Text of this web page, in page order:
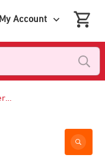
My Account
Tag: powerbank wireless terbaik